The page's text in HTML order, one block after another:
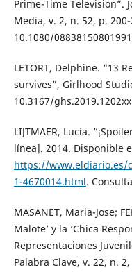
Prime-Time Television”.
Media, v. 2, n. 52, p.
10.1080/
LETORT, Delphine. “13
survives”, Girlhood
10.3167/
LIJTMAER, Lucía.
línea]. 2014. Disponible
https://www.eldiario.es/
1-4670014.html.
MASANET, Maria-Jose;
Malote’ y la ‘Chica
Representaciones
Palabra Clave, v. 22, n.